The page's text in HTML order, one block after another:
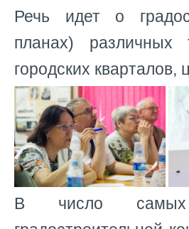
Речь идет о
планах) различных
городских
В число самых